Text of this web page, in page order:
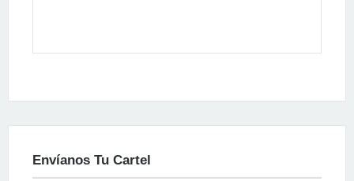
Envíanos Tu Cartel